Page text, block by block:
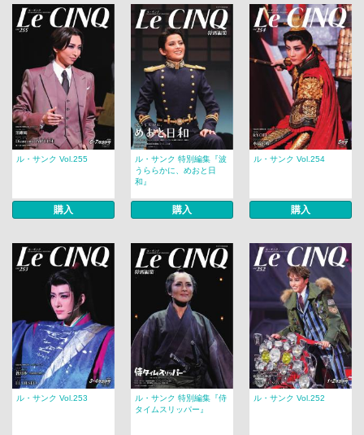
ル・サンク Vol.255
購入
ル・サンク 特別編集『波
うららかに、めおと日
和』
購入
ル・サンク Vol.254
購入
ル・サンク Vol.253
ル・サンク 特別編集『侍
タイムスリッパー』
ル・サンク Vol.252